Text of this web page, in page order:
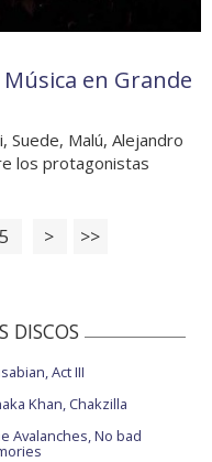
en Grande
Suede, Malú, Alejandro
los protagonistas
5 > >>
DISCOS
Act III
Khan, Chakzilla
Avalanches, No bad